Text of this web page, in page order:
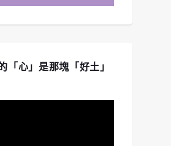
《清晨妥拉》第21週 (三) |
「心」是那塊「好土」